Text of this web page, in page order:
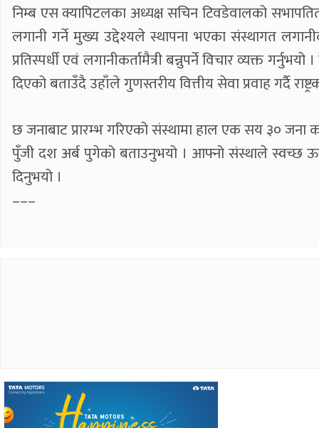
निम्ब एस क्यापिटलका अध्यक्ष सचिन टिवडेवालको
लगानी गर्ने मुख्य उद्देश्यले स्थापना भएका संस्थागत
प्रतिस्पर्धी एवं लगानीकर्तामैत्री बन्नुपर्ने विचार व्यक्त
दिएको बताउँदै उहाँले गुणस्तरीय वित्तीय सेवा प्रवाह गर्दै
छ जनाबाट प्रारम्भ गरिएको संस्थामा हाल एक सय ३० जना
पुँजी दश अर्ब पुगेको बताउनुभयो । आफ्नो संस्थाले स्वच्छ
दिनुभयो ।
–––